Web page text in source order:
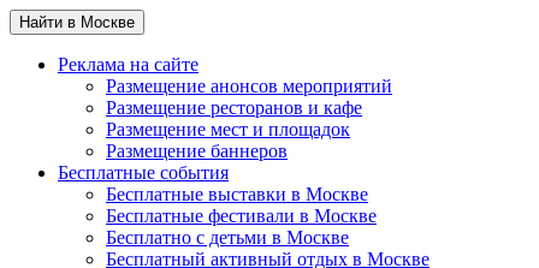
Найти в Москве
Реклама на сайте
Размещение анонсов мероприятий
Размещение ресторанов и кафе
Размещение мест и площадок
Размещение баннеров
Бесплатные события
Бесплатные выставки в Москве
Бесплатные фестивали в Москве
Бесплатно с детьми в Москве
Бесплатный активный отдых в Москве